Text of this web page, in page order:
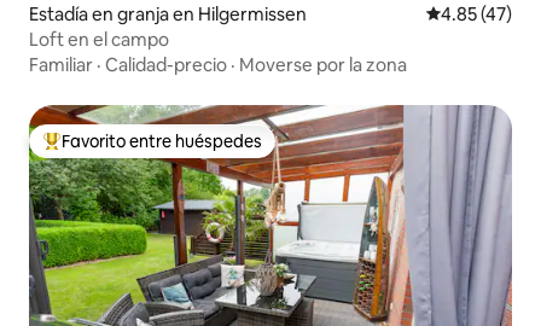
Estadía en granja en Hilgermissen Calificación
4.85 (47)
Loft en el campo
Familiar · Calidad-precio · Moverse por la zona
Favorito entre huéspedes preferido
Favorito entre huéspedes